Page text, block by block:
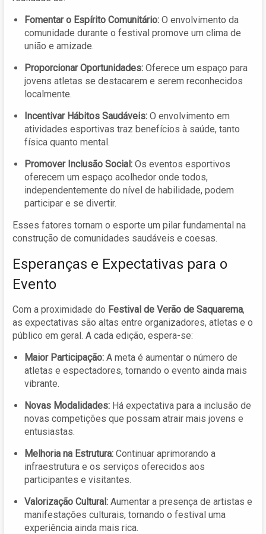
Fomentar o Espírito Comunitário: O envolvimento da
comunidade durante o festival promove um clima de
união e amizade.
Proporcionar Oportunidades: Oferece um espaço para
jovens atletas se destacarem e serem reconhecidos
localmente.
Incentivar Hábitos Saudáveis: O envolvimento em
atividades esportivas traz benefícios à saúde, tanto
física quanto mental.
Promover Inclusão Social: Os eventos esportivos
oferecem um espaço acolhedor onde todos,
independentemente do nível de habilidade, podem
participar e se divertir.
Esses fatores tornam o esporte um pilar fundamental na
construção de comunidades saudáveis e coesas.
Esperanças e Expectativas para o
Evento
Com a proximidade do Festival de Verão de Saquarema,
as expectativas são altas entre organizadores, atletas e o
público em geral. A cada edição, espera-se:
Maior Participação: A meta é aumentar o número de
atletas e espectadores, tornando o evento ainda mais
vibrante.
Novas Modalidades: Há expectativa para a inclusão de
novas competições que possam atrair mais jovens e
entusiastas.
Melhoria na Estrutura: Continuar aprimorando a
infraestrutura e os serviços oferecidos aos
participantes e visitantes.
Valorização Cultural: Aumentar a presença de artistas e
manifestações culturais, tornando o festival uma
experiência ainda mais rica.